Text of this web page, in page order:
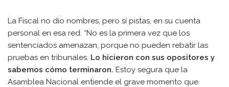
La Fiscal no dio nombres, pero sí pistas, en su cuenta
personal en esa red. “No es la primera vez que los
sentenciados amenazan, porque no pueden rebatir las
pruebas en tribunales. Lo hicieron con sus opositores y
sabemos cómo terminaron. Estoy segura que la
Asamblea Nacional entiende el grave momento que